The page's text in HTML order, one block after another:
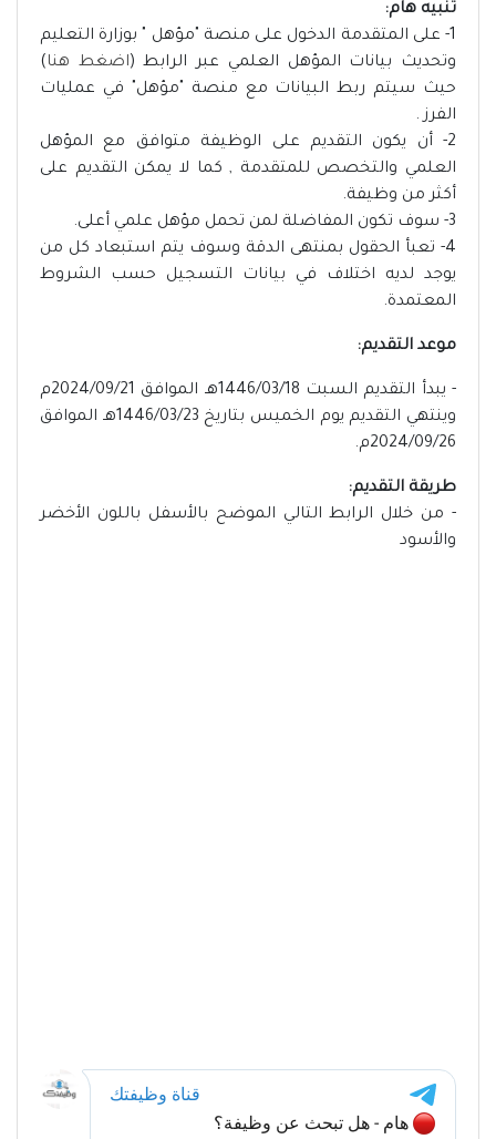
تنبيه هام:
1- على المتقدمة الدخول على منصة "مؤهل " بوزارة التعليم
وتحديث بيانات المؤهل العلمي عبر الرابط (اضغط هنا)
حيث سيتم ربط البيانات مع منصة "مؤهل" في عمليات
الفرز .
2- أن يكون التقديم على الوظيفة متوافق مع المؤهل
العلمي والتخصص للمتقدمة , كما لا يمكن التقديم على
أكثر من وظيفة.
3- سوف تكون المفاضلة لمن تحمل مؤهل علمي أعلى.
4- تعبأ الحقول بمنتهى الدقة وسوف يتم استبعاد كل من
يوجد لديه اختلاف في بيانات التسجيل حسب الشروط
المعتمدة.
موعد التقديم:
- يبدأ التقديم السبت 1446/03/18هـ الموافق 2024/09/21م
وينتهي التقديم يوم الخميس بتاريخ 1446/03/23هـ الموافق
2024/09/26م.
طريقة التقديم:
- من خلال الرابط التالي الموضح بالأسفل باللون الأخضر
والأسود